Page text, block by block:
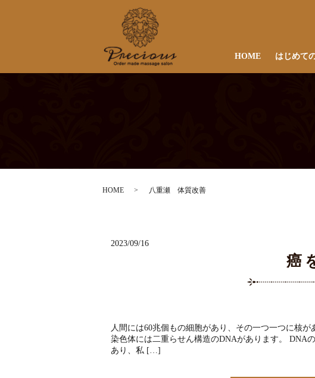
HOME はじめて
HOME 八重瀬 体質改善
2023/09/16
癌
人間には60兆個もの細胞があり、その一つ一つに核
染色体には二重らせん構造のDNAがあります。 DNA
あり、私 […]